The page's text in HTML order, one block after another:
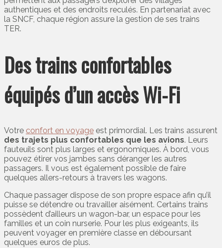
authentiques et des endroits reculés. En partenariat avec
la SNCF, chaque région assure la gestion de ses trains
TER.
Des trains confortables
équipés d’un accès Wi-Fi
Votre confort en voyage est primordial. Les trains assurent
des trajets plus confortables que les avions. Leurs
fauteuils sont plus larges et ergonomiques. À bord, vous
pouvez étirer vos jambes sans déranger les autres
passagers. Il vous est également possible de faire
quelques allers-retours à travers les wagons.
Chaque passager dispose de son propre espace afin qu’il
puisse se détendre ou travailler aisément. Certains trains
possèdent d’ailleurs un wagon-bar, un espace pour les
familles et un coin nurserie. Pour les plus exigeants, ils
peuvent voyager en première classe en déboursant
quelques euros de plus.